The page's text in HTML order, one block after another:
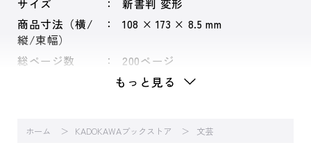
サイズ
新書判 変形
商品寸法（横/
縦/束幅）
108 × 173 × 8.5 mm
総ページ数 200ページ
もっと見る
ホーム KADOKAWAブックストア 文芸